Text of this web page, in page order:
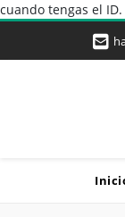
cuando tengas el ID.